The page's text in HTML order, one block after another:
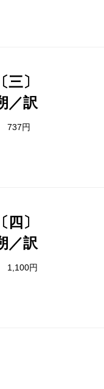
〕
／訳
737円
〕
／訳
1,100円